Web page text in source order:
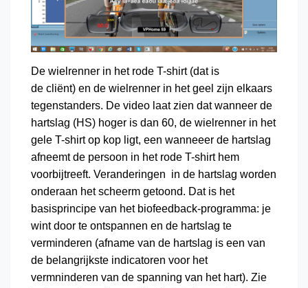
De wielrenner in het rode T-shirt (dat is
de cliënt) en de wielrenner in het geel zijn elkaars
tegenstanders. De video laat zien dat wanneer de
hartslag (HS) hoger is dan 60, de wielrenner in het
gele T-shirt op kop ligt, een wanneeer de hartslag
afneemt de persoon in het rode T-shirt hem
voorbijtreeft. Veranderingen in de hartslag worden
onderaan het scheerm getoond. Dat is het
basisprincipe van het biofeedback-programma: je
wint door te ontspannen en de hartslag te
verminderen (afname van de hartslag is een van
de belangrijkste indicatoren voor het
vermninderen van de spanning van het hart). Zie